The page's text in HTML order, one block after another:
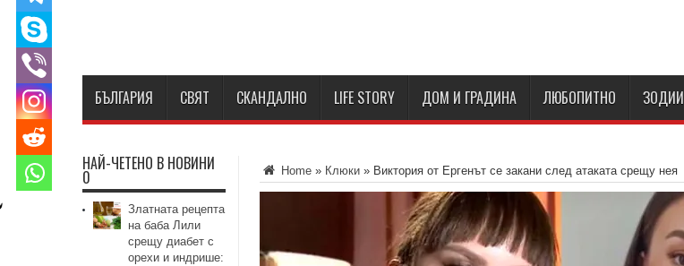
БЪЛГАРИЯ СВЯТ СКАНДАЛНО LIFE STORY ДОМ И ГРАДИНА ЛЮБОПИТНО ЗОДИИ
Home » Клюки » Виктория от Ергенът се закани след атаката срещу нея
НАЙ-ЧЕТЕНО В НОВИНИ
0
Златната рецепта
на баба Лили
срещу диабет с
орехи и индрише: